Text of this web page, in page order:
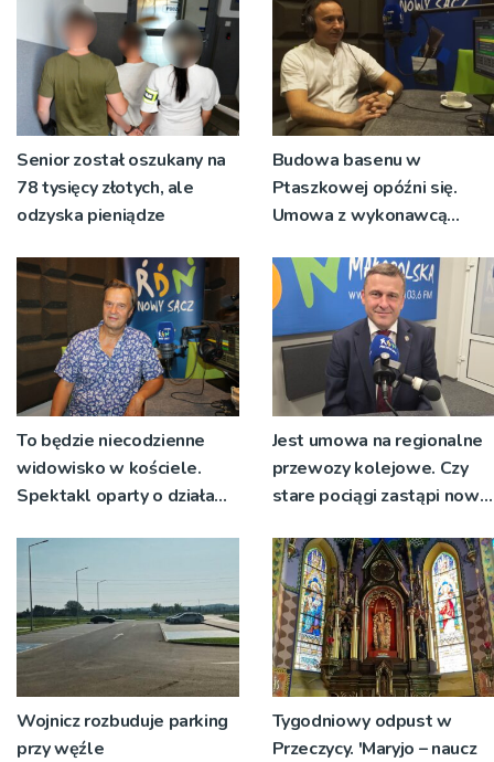
Senior został oszukany na
78 tysięcy złotych, ale
odzyska pieniądze
Budowa basenu w
Ptaszkowej opóźni się.
Umowa z wykonawcą
nie zostanie podpisana
To będzie niecodzienne
widowisko w kościele.
Spektakl oparty o działa
Jest umowa na regionalne
przewozy kolejowe. Czy
stare pociągi zastąpi nowy
Wojnicz rozbuduje parking
przy węźle
Tygodniowy odpust w
Przeczycy. 'Maryjo – naucz